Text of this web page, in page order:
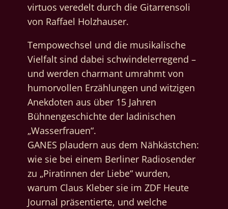
virtuos veredelt durch die Gitarrensoli
von Raffael Holzhauser.
Tempowechsel und die musikalische
Vielfalt sind dabei schwindelerregend –
und werden charmant umrahmt von
humorvollen Erzählungen und witzigen
Anekdoten aus über 15 Jahren
Bühnengeschichte der ladinischen
„Wasserfrauen“.
GANES plaudern aus dem Nähkästchen:
wie sie bei einem Berliner Radiosender
zu „Piratinnen der Liebe“ wurden,
warum Claus Kleber sie im ZDF Heute
Journal präsentierte, und welche